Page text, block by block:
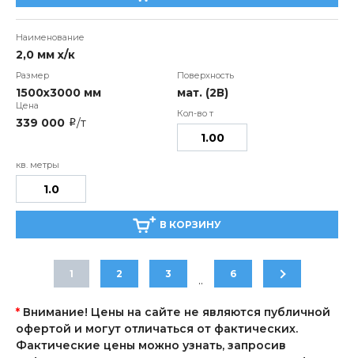
2,0 мм х/к
1500х3000 мм мат. (2В)
339 000 i/т
В КОРЗИНУ
1 2 3 .. 6
* Внимание! Цены на сайте не являются публичной
офертой и могут отличаться от фактических.
Фактические цены можно узнать, запросив